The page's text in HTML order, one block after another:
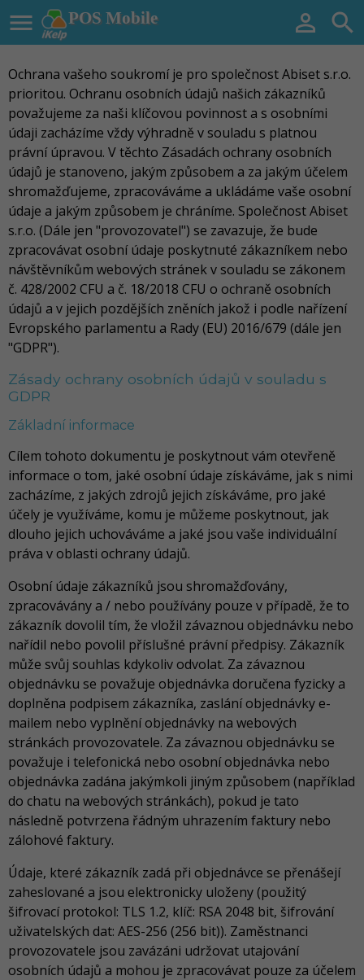
POS Mobile
  
Ochrana vašeho soukromí je pro společnost Abiset s.r.o.
prioritou. Ochranu osobních údajů našich zákazníků
považujeme za naši klíčovou povinnost a s osobními
údaji zacházíme vždy výhradně v souladu s platnou
právní úpravou. V těchto Zásadách ochrany osobních
údajů je stanoveno, jakým způsobem a za jakým účelem
shromažďujeme, zpracováváme a ukládáme vaše osobní
údaje a jakým způsobem je chráníme. Společnost Abiset
s.r.o. (Dále jen "provozovatel") se zavazuje, že bude
zpracovávat osobní údaje poskytnuté zákazníkem nebo
návštěvníkům webových stránek v souladu se zákonem
č. 428/2002 CFU a č. 18/2018 CFU o ochraně osobních
údajů a v jejich pozdějších zněních jakož i podle nařízení
Evropského parlamentu a Rady (EU) 2016/679 (dále jen
"GDPR").
Zásady ochrany osobních údajů v souladu s
GDPR
Základní informace
Cílem tohoto dokumentu je poskytnout vám otevřeně
informace o tom, jaké osobní údaje získáváme, jak s nimi
zacházíme, z jakých zdrojů jejich získáváme, pro jaké
účely je využíváme, komu je můžeme poskytnout, jak
dlouho jejich uchováváme a jaké jsou vaše individuální
práva v oblasti ochrany údajů.
Osobní údaje zákazníků jsou shromažďovány,
zpracovávány a / nebo používány pouze v případě, že to
zákazník dovolil tím, že vložil závaznou objednávku nebo
nařídil nebo povolil příslušné právní předpisy. Zákazník
může svůj souhlas kdykoliv odvolat. Za závaznou
objednávku se považuje objednávka doručena fyzicky a
doplněna podpisem zákazníka, zaslání objednávky e-
mailem nebo vyplnění objednávky na webových
stránkách provozovatele. Za závaznou objednávku se
považuje i telefonická nebo osobní objednávka nebo
objednávka zadána jakýmkoli jiným způsobem (například
do chatu na webových stránkách), pokud je tato
následně potvrzena řádným uhrazením faktury nebo
zálohové faktury.
Údaje, které zákazník zadá při objednávce se přenášejí
zaheslované a jsou elektronicky uloženy (použitý
šifrovací protokol: TLS 1.2, klíč: RSA 2048 bit, šifrování
uživatelských dat: AES-256 (256 bit)). Zaměstnanci
provozovatele jsou zavázáni udržovat utajování
osobních údajů a mohou je zpracovávat pouze za účelem